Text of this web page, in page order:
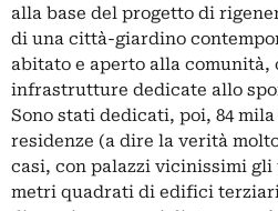
alla base del progetto di
di una città-giardino
abitato e aperto alla comunità,
infrastrutture dedicate allo
Sono stati dedicati, poi, 84
residenze (a dire la verità
casi, con palazzi vicinissimi
metri quadrati di edifici